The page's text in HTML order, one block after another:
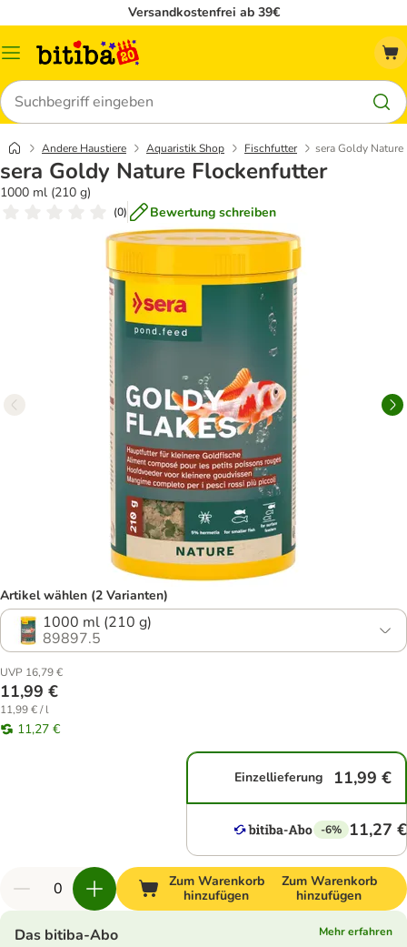
Versandkostenfrei ab 39€
Menü
Suchen
Andere Haustiere Aquaristik Shop Fischfutter sera Goldy
sera Goldy Nature Flockenfutter
1000 ml (210 g)
(0) Bewertung schreiben
Artikel wählen (2 Varianten)
1000 ml (210 g)
89897.5
UVP 16,79 €
11,99 €
11,99 € / l
11,27 €
Einzellieferung 11,99 €
-6% 11,27 €
Zum Warenkorb
hinzufügen
Zum Warenkorb
hinzufügen
Das bitiba-Abo
Mehr erfahren